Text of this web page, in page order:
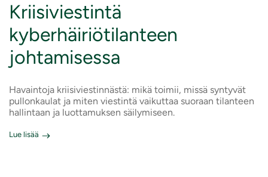
Kriisiviestintä
kyberhäiriötilanteen
johtamisessa
Havaintoja kriisiviestinnästä: mikä toimii, missä syntyvät
pullonkaulat ja miten viestintä vaikuttaa suoraan tilanteen
hallintaan ja luottamuksen säilymiseen.
Lue lisää